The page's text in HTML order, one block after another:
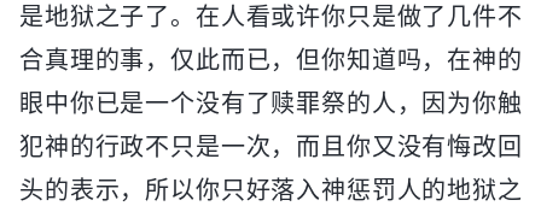
是地狱之子了。在人看或许你只是做了几件不
合真理的事，仅此而已，但你知道吗，在神的
眼中你已是一个没有了赎罪祭的人，因为你触
犯神的行政不只是一次，而且你又没有悔改回
头的表示，所以你只好落入神惩罚人的地狱之